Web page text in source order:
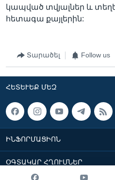
կապված տվյալներ և
հետագա քայլերին:
Տարածել Follow us
ՀԵՏԵՒԵՔ ՄԵԶ
ԻՆՖՈՐՄԱՑԻՈՆ
ՕԳՏԱԿԱՐ ՀՂՈՒՄՆԵՐ